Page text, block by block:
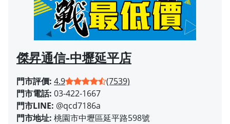
傑昇通信-中壢延平店
門市評價: 4.9
(7539)
門市電話: 03-422-1667
門市LINE: @qcd7186a
門市地址: 桃園市中壢區延平路598號